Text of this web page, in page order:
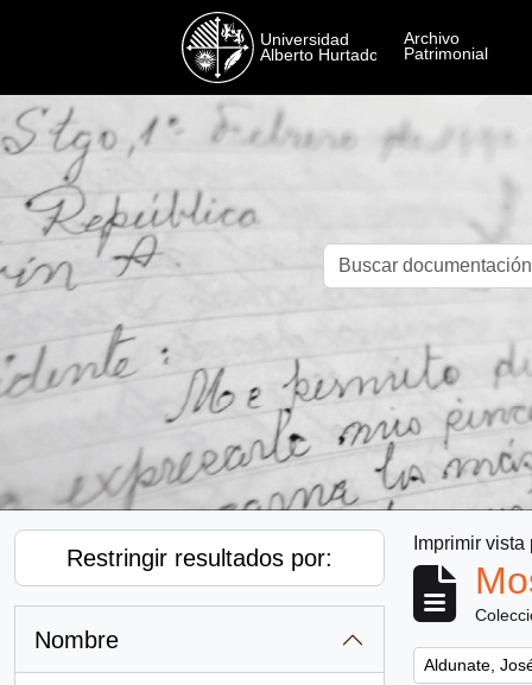
Restringir resultados por:
Nombre
Imprimir vista
Remove filter:
Aldunate,